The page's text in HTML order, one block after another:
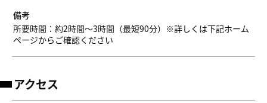
備考
所要時間：約2時間～3時間（最短90分）※詳しくは下記ホーム
ページからご確認ください
アクセス